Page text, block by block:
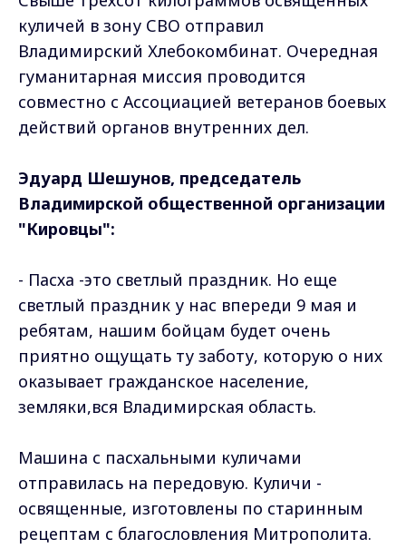
куличей в зону СВО отправил
Владимирский Хлебокомбинат. Очередная
гуманитарная миссия проводится
совместно с Ассоциацией ветеранов боевых
действий органов внутренних дел.
Эдуард Шешунов, председатель
Владимирской общественной организации
"Кировцы":
- Пасха -это светлый праздник. Но еще
светлый праздник у нас впереди 9 мая и
ребятам, нашим бойцам будет очень
приятно ощущать ту заботу, которую о них
оказывает гражданское население,
земляки,вся Владимирская область.
Машина с пасхальными куличами
отправилась на передовую. Куличи -
освященные, изготовлены по старинным
рецептам с благословления Митрополита.